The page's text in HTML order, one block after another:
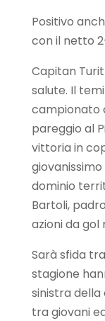
Positivo
con il netto
Capitan
salute. Il
campionato
pareggio al
vittoria in
dominio
Bartoli,
azioni da
Sarà sfida
stagione
sinistra
tra giovani